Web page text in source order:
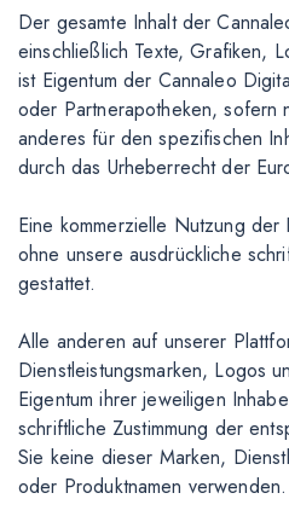
Der gesamte Inhalt der
einschließlich Texte, Grafiken,
ist Eigentum der Cannaleo
oder Partnerapotheken, sofern
anderes für den spezifischen
durch das Urheberrecht der
Eine kommerzielle Nutzung
ohne unsere ausdrückliche
gestattet.
Alle anderen auf unserer
Dienstleistungsmarken, Logos
Eigentum ihrer jeweiligen
schriftliche Zustimmung der
Sie keine dieser Marken,
oder Produktnamen verwenden.